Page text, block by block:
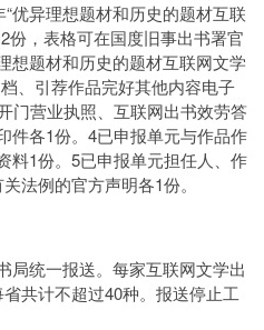
优异理想题材和历史的题材互联
份，表格可在国度旧事出书署官
想题材和历史的题材互联网文学
、引荐作品完好其他内容电子
门营业执照、互联网出书效劳答
件各1份。4已申报单元与作品作
料1份。5已申报单元担任人、作
法例的官方声明各1份。
局统一报送。每家互联网文学出
共计不超过40种。报送停止工